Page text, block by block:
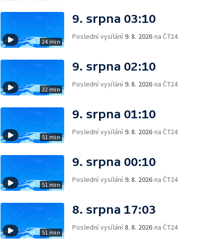
24 min
9. srpna 03:10
Poslední vysílání9. 8. 2026 na ČT24
22 min
9. srpna 02:10
Poslední vysílání9. 8. 2026 na ČT24
51 min
9. srpna 01:10
Poslední vysílání9. 8. 2026 na ČT24
51 min
9. srpna 00:10
Poslední vysílání9. 8. 2026 na ČT24
51 min
8. srpna 17:03
Poslední vysílání8. 8. 2026 na ČT24